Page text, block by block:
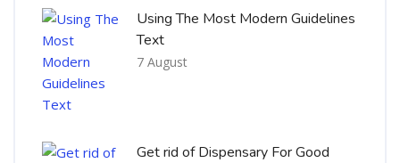
Using The Most Modern Guidelines
Text
7 August
Get rid of Dispensary For Good